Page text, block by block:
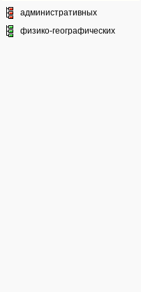
административных
физико-географических